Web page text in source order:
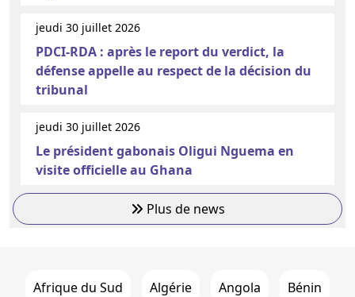
jeudi 30 juillet 2026
PDCI-RDA : après le report du verdict, la
défense appelle au respect de la décision du
tribunal
jeudi 30 juillet 2026
Le président gabonais Oligui Nguema en
visite officielle au Ghana
Plus de news
Afrique du Sud Algérie Angola Bénin